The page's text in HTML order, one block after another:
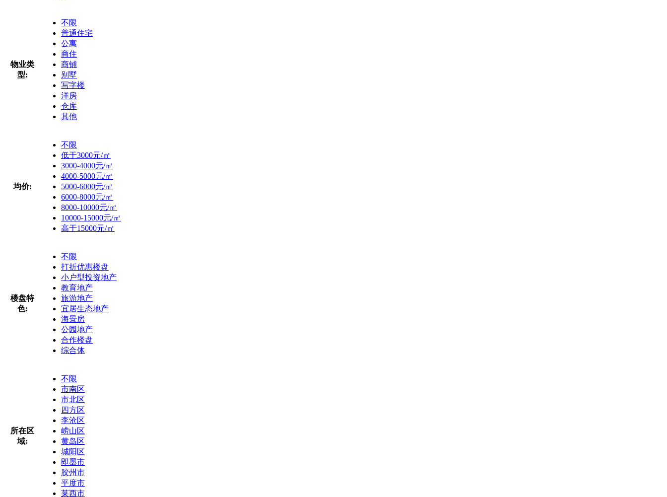
物业类
型:
不限
普通住宅
公寓
商住
商铺
别墅
写字楼
洋房
仓库
其他
均价:
不限
低于3000元/㎡
3000-4000元/㎡
4000-5000元/㎡
5000-6000元/㎡
6000-8000元/㎡
8000-10000元/㎡
10000-15000元/㎡
高于15000元/㎡
楼盘特
色:
不限
打折优惠楼盘
小户型投资地产
教育地产
旅游地产
宜居生态地产
海景房
公园地产
合作楼盘
综合体
所在区
域:
不限
市南区
市北区
四方区
李沧区
崂山区
黄岛区
城阳区
即墨市
胶州市
平度市
莱西市